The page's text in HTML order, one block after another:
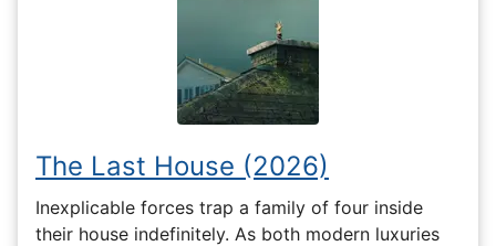
The Last House (2026)
Inexplicable forces trap a family of four inside
their house indefinitely. As both modern luxuries